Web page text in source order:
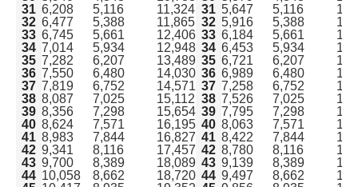
31 6,208 5,116 11,324 31 5,647 5,116
32 6,477 5,388 11,865 32 5,916 5,388
33 6,745 5,661 12,406 33 6,184 5,661
34 7,014 5,934 12,948 34 6,453 5,934
35 7,282 6,207 13,489 35 6,721 6,207
36 7,550 6,480 14,030 36 6,989 6,480
37 7,819 6,752 14,571 37 7,258 6,752
38 8,087 7,025 15,112 38 7,526 7,025
39 8,356 7,298 15,654 39 7,795 7,298
40 8,624 7,571 16,195 40 8,063 7,571
41 8,983 7,844 16,827 41 8,422 7,844
42 9,341 8,116 17,457 42 8,780 8,116
43 9,700 8,389 18,089 43 9,139 8,389
44 10,058 8,662 18,720 44 9,497 8,662